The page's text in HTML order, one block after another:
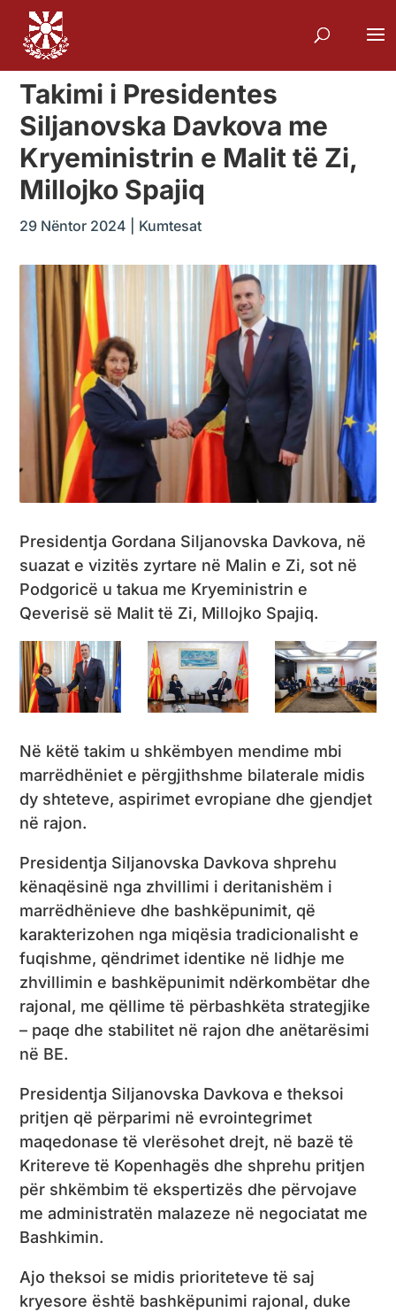
Takimi i Presidentes
Siljanovska Davkova me
Kryeministrin e Malit të Zi,
Millojko Spajiq
29 Nëntor 2024 Kumtesat
Presidentja Gordana Siljanovska Davkova, në
suazat e vizitës zyrtare në Malin e Zi, sot në
Podgoricë u takua me Kryeministrin e
Qeverisë së Malit të Zi, Millojko Spajiq.
Në këtë takim u shkëmbyen mendime mbi
marrëdhëniet e përgjithshme bilaterale midis
dy shteteve, aspirimet evropiane dhe gjendjet
në rajon.
Presidentja Siljanovska Davkova shprehu
kënaqësinë nga zhvillimi i deritanishëm i
marrëdhënieve dhe bashkëpunimit, që
karakterizohen nga miqësia tradicionalisht e
fuqishme, qëndrimet identike në lidhje me
zhvillimin e bashkëpunimit ndërkombëtar dhe
rajonal, me qëllime të përbashkëta strategjike
– paqe dhe stabilitet në rajon dhe anëtarësimi
në BE.
Presidentja Siljanovska Davkova e theksoi
pritjen që përparimi në evrointegrimet
maqedonase të vlerësohet drejt, në bazë të
Kritereve të Kopenhagës dhe shprehu pritjen
për shkëmbim të ekspertizës dhe përvojave
me administratën malazeze në negociatat me
Bashkimin.
Ajo theksoi se midis prioriteteve të saj
kryesore është bashkëpunimi rajonal, duke